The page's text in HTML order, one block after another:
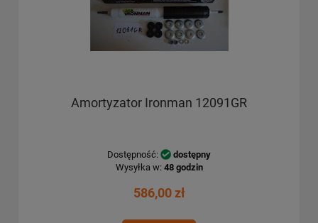
Amortyzator Ironman 12091GR
Dostępność:
dostępny
Wysyłka w: 48 godzin
586,00 zł